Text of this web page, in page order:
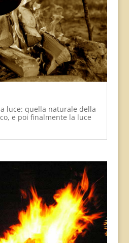
luce: quella naturale della
e poi finalmente la luce